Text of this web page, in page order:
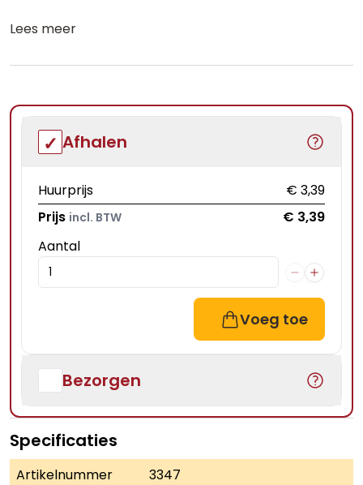
Lees meer
Afhalen
Huurprijs
€ 3,39
Prijs incl. BTW
€ 3,39
Aantal
Voeg toe
Bezorgen
Specificaties
Artikelnummer
3347